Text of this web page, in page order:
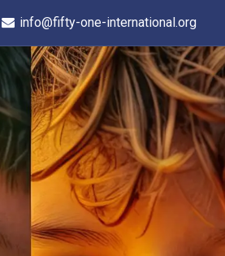
info@fifty-one-international.org
Les Districts Evénements